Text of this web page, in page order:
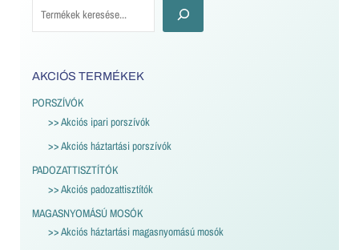
AKCIÓS TERMÉKEK
PORSZÍVÓK
>> Akciós ipari porszívók
>> Akciós háztartási porszívók
PADOZATTISZTÍTÓK
>> Akciós padozattisztítók
MAGASNYOMÁSÚ MOSÓK
>> Akciós háztartási magasnyomású mosók